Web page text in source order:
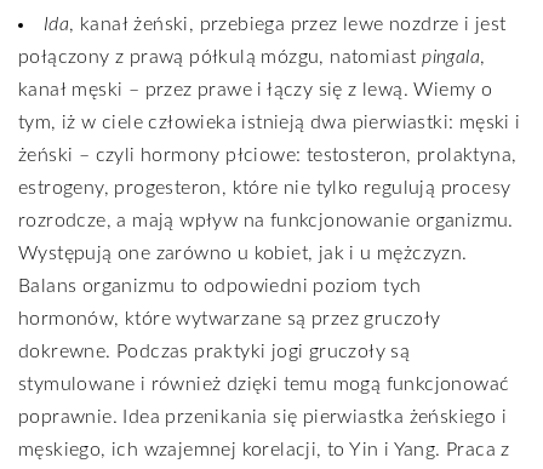
Ida, kanał żeński, przebiega przez lewe nozdrze i jest
połączony z prawą półkulą mózgu, natomiastpingala,
kanał męski – przez prawe i łączy się z lewą. Wiemy o
tym, iż w ciele człowieka istnieją dwa pierwiastki: męski i
żeński – czyli hormony płciowe: testosteron, prolaktyna,
estrogeny, progesteron, które nie tylko regulują procesy
rozrodcze, a mają wpływ na funkcjonowanie organizmu.
Występują one zarówno u kobiet, jak i u mężczyzn.
Balans organizmu to odpowiedni poziom tych
hormonów, które wytwarzane są przez gruczoły
dokrewne. Podczas praktyki jogi gruczoły są
stymulowane i również dzięki temu mogą funkcjonować
poprawnie. Idea przenikania się pierwiastka żeńskiego i
męskiego, ich wzajemnej korelacji, to Yin i Yang. Praca z